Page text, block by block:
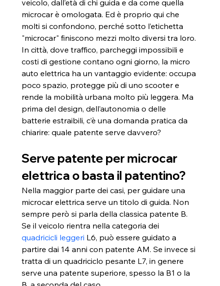
veicolo, dall’età di chi guida e da come quella
microcar è omologata. Ed è proprio qui che
molti si confondono, perché sotto l’etichetta
"microcar" finiscono mezzi molto diversi tra loro.
In città, dove traffico, parcheggi impossibili e
costi di gestione contano ogni giorno, la micro
auto elettrica ha un vantaggio evidente: occupa
poco spazio, protegge più di uno scooter e
rende la mobilità urbana molto più leggera. Ma
prima del design, dell’autonomia o delle
batterie estraibili, c’è una domanda pratica da
chiarire: quale patente serve davvero?
Serve patente per microcar
elettrica o basta il patentino?
Nella maggior parte dei casi, per guidare una
microcar elettrica serve un titolo di guida. Non
sempre però si parla della classica patente B.
Se il veicolo rientra nella categoria dei
quadricicli leggeri L6, può essere guidato a
partire dai 14 anni con patente AM. Se invece si
tratta di un quadriciclo pesante L7, in genere
serve una patente superiore, spesso la B1 o la